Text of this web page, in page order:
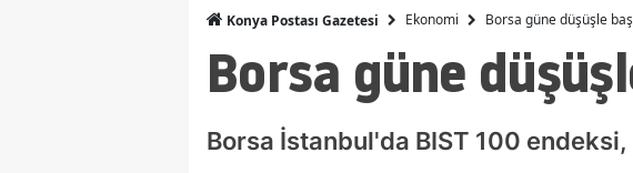
Konya Postası Gazetesi Ekonomi Borsa güne düşüşle
Borsa güne
Borsa İstanbul'da BIST 100